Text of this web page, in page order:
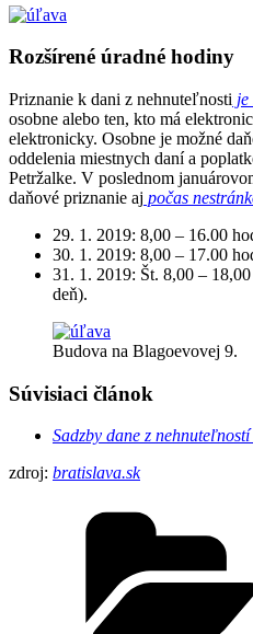
Rozšírené úradné hodiny
Priznanie k dani z nehnuteľnosti je
osobne alebo ten, kto má
elektronicky. Osobne je možné
oddelenia miestnych daní a
Petržalke. V poslednom
daňové priznanie aj počas
29. 1. 2019: 8,00 – 16.00
30. 1. 2019: 8,00 – 17.00
31. 1. 2019: Št. 8,00 –
deň).
Budova na Blagoevovej 9.
Súvisiaci článok
Sadzby dane z
zdroj: bratislava.sk